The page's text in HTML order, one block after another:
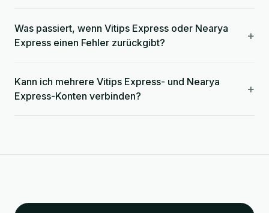
Was passiert, wenn Vitips Express oder Nearya
Express einen Fehler zurückgibt?
+
Kann ich mehrere Vitips Express- und Nearya
Express-Konten verbinden?
+